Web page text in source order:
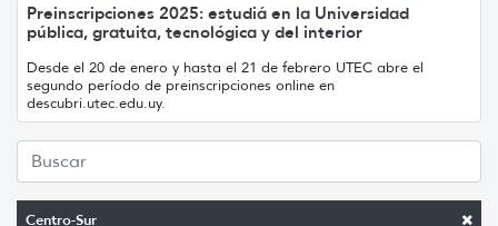
Centro-Sur
Preinscripciones 2025: estudiá en la Universidad
pública, gratuita, tecnológica y del interior
Desde el 20 de enero y hasta el 21 de febrero UTEC abre el
segundo período de preinscripciones online en
descubri.utec.edu.uy.